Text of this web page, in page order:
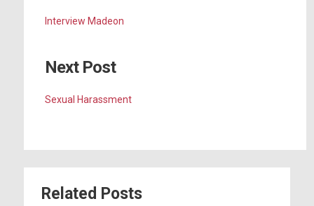
Interview Madeon
Next Post
Sexual Harassment
Related Posts